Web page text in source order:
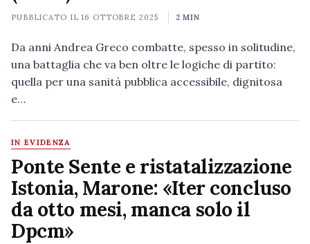
PUBBLICATO IL16 OTTOBRE 2025 2 MIN
Da anni Andrea Greco combatte, spesso in solitudine,
una battaglia che va ben oltre le logiche di partito:
quella per una sanità pubblica accessibile, dignitosa
e…
IN EVIDENZA
Ponte Sente e ristatalizzazione
Istonia, Marone: «Iter concluso
da otto mesi, manca solo il
Dpcm»